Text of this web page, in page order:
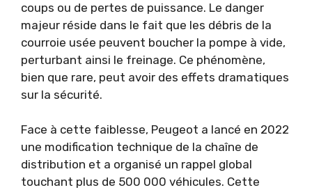
coups ou de pertes de puissance. Le danger
majeur réside dans le fait que les débris de la
courroie usée peuvent boucher la pompe à vide,
perturbant ainsi le freinage. Ce phénomène,
bien que rare, peut avoir des effets dramatiques
sur la sécurité.
Face à cette faiblesse, Peugeot a lancé en 2022
une modification technique de la chaîne de
distribution et a organisé un rappel global
touchant plus de 500 000 véhicules. Cette